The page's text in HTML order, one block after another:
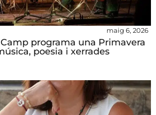
maig 6, 2026
programa una Primavera
poesia i xerrades